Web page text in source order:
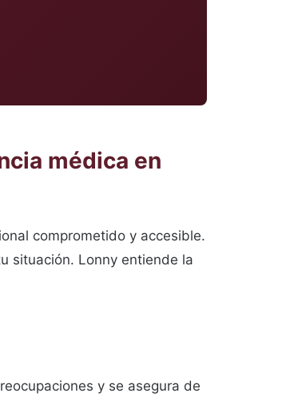
médica en
comprometido y accesible.
situación. Lonny entiende la
y se asegura de